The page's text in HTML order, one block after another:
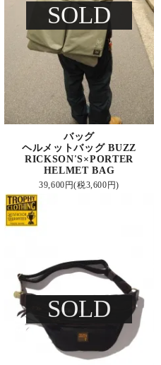
SOLD
バッグ
ヘルメットバッグ BUZZ
RICKSON'S×PORTER
HELMET BAG
39,600円(税3,600円)
SOLD